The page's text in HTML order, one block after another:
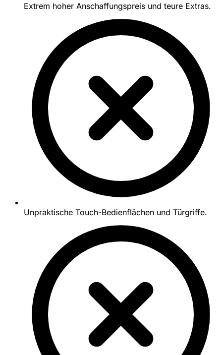
Extrem hoher Anschaffungspreis und teure Extras.
Unpraktische Touch-Bedienflächen und Türgriffe.